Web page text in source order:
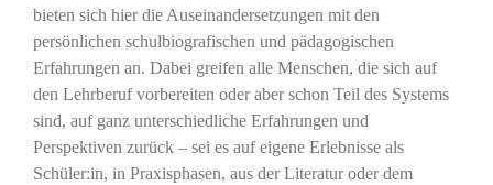
bieten sich hier die Auseinandersetzungen mit den
persönlichen schulbiografischen und pädagogischen
Erfahrungen an. Dabei greifen alle Menschen, die sich auf
den Lehrberuf vorbereiten oder aber schon Teil des Systems
sind, auf ganz unterschiedliche Erfahrungen und
Perspektiven zurück – sei es auf eigene Erlebnisse als
Schüler:in, in Praxisphasen, aus der Literatur oder dem